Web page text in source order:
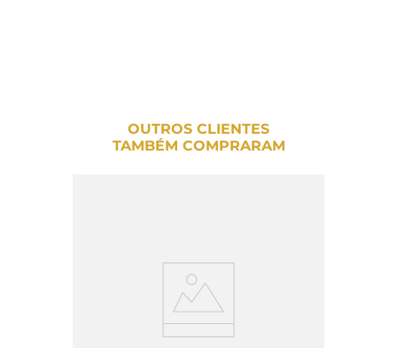
OUTROS CLIENTES
TAMBÉM COMPRARAM